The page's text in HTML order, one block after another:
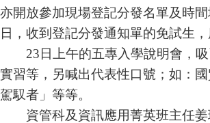
亦開放參加現場登記分發名單及時
日，收到登記分發通知單的免試生
23 日上午的五專入學說明會，
實習等，另喊出代表性口號；如：
駕馭者」等等。
資管科及資訊應用菁英班主任姜